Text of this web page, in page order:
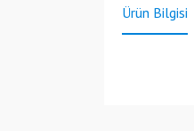
Ürün Bilgisi